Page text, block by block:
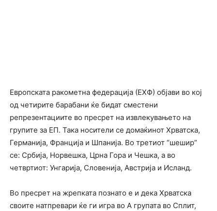
Европската ракометна федерација (ЕХФ) објави во кој
од четирите барабани ќе бидат сместени
репрезентациите во пресрет на извлекувањето на
групите за ЕП. Така носители се домаќинот Хрватска,
Германија, Франција и Шпанија. Во третиот “шешир”
се: Србија, Норвешка, Црна Гора и Чешка, а во
четвртиот: Унгарија, Словенија, Австрија и Исланд.
Во пресрет на жрепката познато е и дека Хрватска
своите натпревари ќе ги игра во А групата во Сплит,